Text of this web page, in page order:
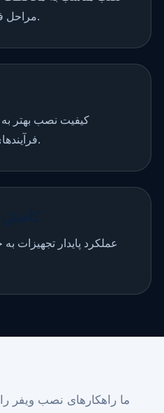
مراحل فرآیند پرخطر کمک می‌کند.
کیفیت نصب بهتر به
فرآیندهای پایین‌دستی کمک می‌کند.
عملکرد پایدار تجهیزات
ما راهکارهای نصب ویفر